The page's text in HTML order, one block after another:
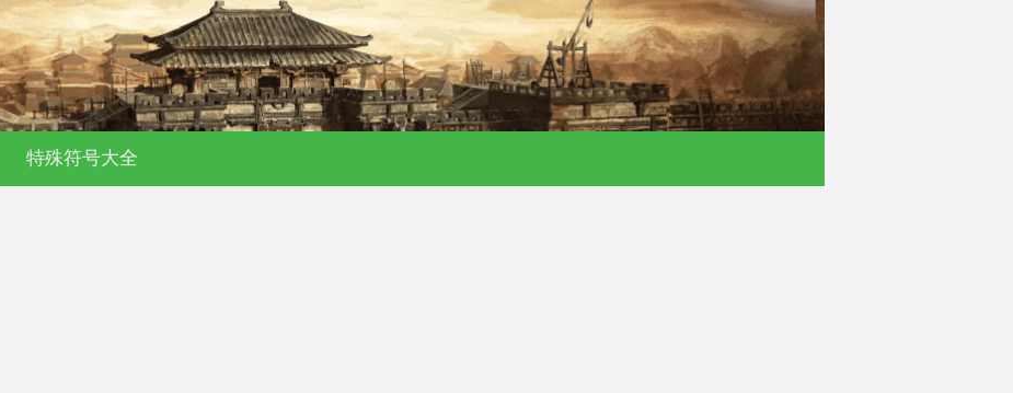
特殊符号大全